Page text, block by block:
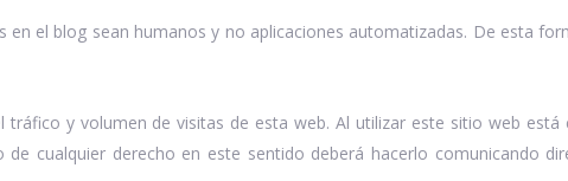
el blog sean humanos y no aplicaciones automatizadas. De esta
y volumen de visitas de esta web. Al utilizar este sitio web está
cualquier derecho en este sentido deberá hacerlo comunicando